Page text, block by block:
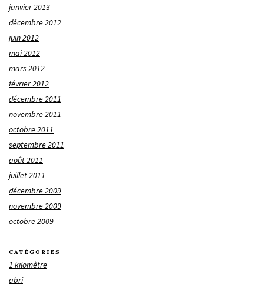
janvier 2013
décembre 2012
juin 2012
mai 2012
mars 2012
février 2012
décembre 2011
novembre 2011
octobre 2011
septembre 2011
août 2011
juillet 2011
décembre 2009
novembre 2009
octobre 2009
CATÉGORIES
1 kilomètre
abri